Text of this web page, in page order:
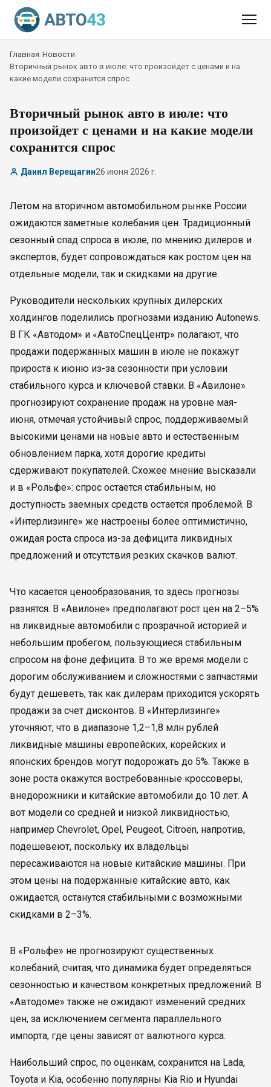
Главная Новости
Вторичный рынок авто в июле: что произойдет с ценами и на
какие модели сохранится спрос
Вторичный рынок авто в июле: что
произойдет с ценами и на какие модели
сохранится спрос
Данил Верещагин26 июня 2026 г.
Летом на вторичном автомобильном рынке России
ожидаются заметные колебания цен. Традиционный
сезонный спад спроса в июле, по мнению дилеров и
экспертов, будет сопровождаться как ростом цен на
отдельные модели, так и скидками на другие.
Руководители нескольких крупных дилерских
холдингов поделились прогнозами изданию Autonews.
В ГК «Автодом» и «АвтоСпецЦентр» полагают, что
продажи подержанных машин в июле не покажут
прироста к июню из-за сезонности при условии
стабильного курса и ключевой ставки. В «Авилоне»
прогнозируют сохранение продаж на уровне мая-
июня, отмечая устойчивый спрос, поддерживаемый
высокими ценами на новые авто и естественным
обновлением парка, хотя дорогие кредиты
сдерживают покупателей. Схожее мнение высказали
и в «Рольфе»: спрос остается стабильным, но
доступность заемных средств остается проблемой. В
«Интерлизинге» же настроены более оптимистично,
ожидая роста спроса из-за дефицита ликвидных
предложений и отсутствия резких скачков валют.
Что касается ценообразования, то здесь прогнозы
разнятся. В «Авилоне» предполагают рост цен на 2–5%
на ликвидные автомобили с прозрачной историей и
небольшим пробегом, пользующиеся стабильным
спросом на фоне дефицита. В то же время модели с
дорогим обслуживанием и сложностями с запчастями
будут дешеветь, так как дилерам приходится ускорять
продажи за счет дисконтов. В «Интерлизинге»
уточняют, что в диапазоне 1,2–1,8 млн рублей
ликвидные машины европейских, корейских и
японских брендов могут подорожать до 5%. Также в
зоне роста окажутся востребованные кроссоверы,
внедорожники и китайские автомобили до 10 лет. А
вот модели со средней и низкой ликвидностью,
например Chevrolet, Opel, Peugeot, Citroën, напротив,
подешевеют, поскольку их владельцы
пересаживаются на новые китайские машины. При
этом цены на подержанные китайские авто, как
ожидается, останутся стабильными с возможными
скидками в 2–3%.
В «Рольфе» не прогнозируют существенных
колебаний, считая, что динамика будет определяться
сезонностью и качеством конкретных предложений. В
«Автодоме» также не ожидают изменений средних
цен, за исключением сегмента параллельного
импорта, где цены зависят от валютного курса.
Наибольший спрос, по оценкам, сохранится на Lada,
Toyota и Kia, особенно популярны Kia Rio и Hyundai